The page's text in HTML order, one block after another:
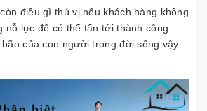
điều gì thú vị nếu khách hàng không
nỗ lực để có thể tấn tới thành công
của con người trong đời sống vậy